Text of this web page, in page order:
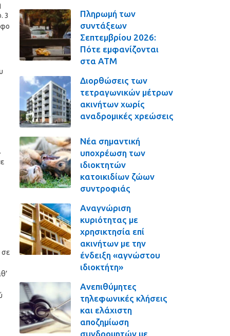
3
σε
Πληρωμή των
συντάξεων
Σεπτεμβρίου 2026:
Πότε εμφανίζονται
στα ΑΤΜ
Διορθώσεις των
τετραγωνικών μέτρων
ακινήτων χωρίς
αναδρομικές χρεώσεις
Νέα σημαντική
υποχρέωση των
ιδιοκτητών
κατοικιδίων ζώων
συντροφιάς
Αναγνώριση
κυριότητας με
χρησικτησία επί
ακινήτων με την
ένδειξη «αγνώστου
ιδιοκτήτη»
Ανεπιθύμητες
τηλεφωνικές κλήσεις
και ελάχιστη
αποζημίωση
συνδρομητών με